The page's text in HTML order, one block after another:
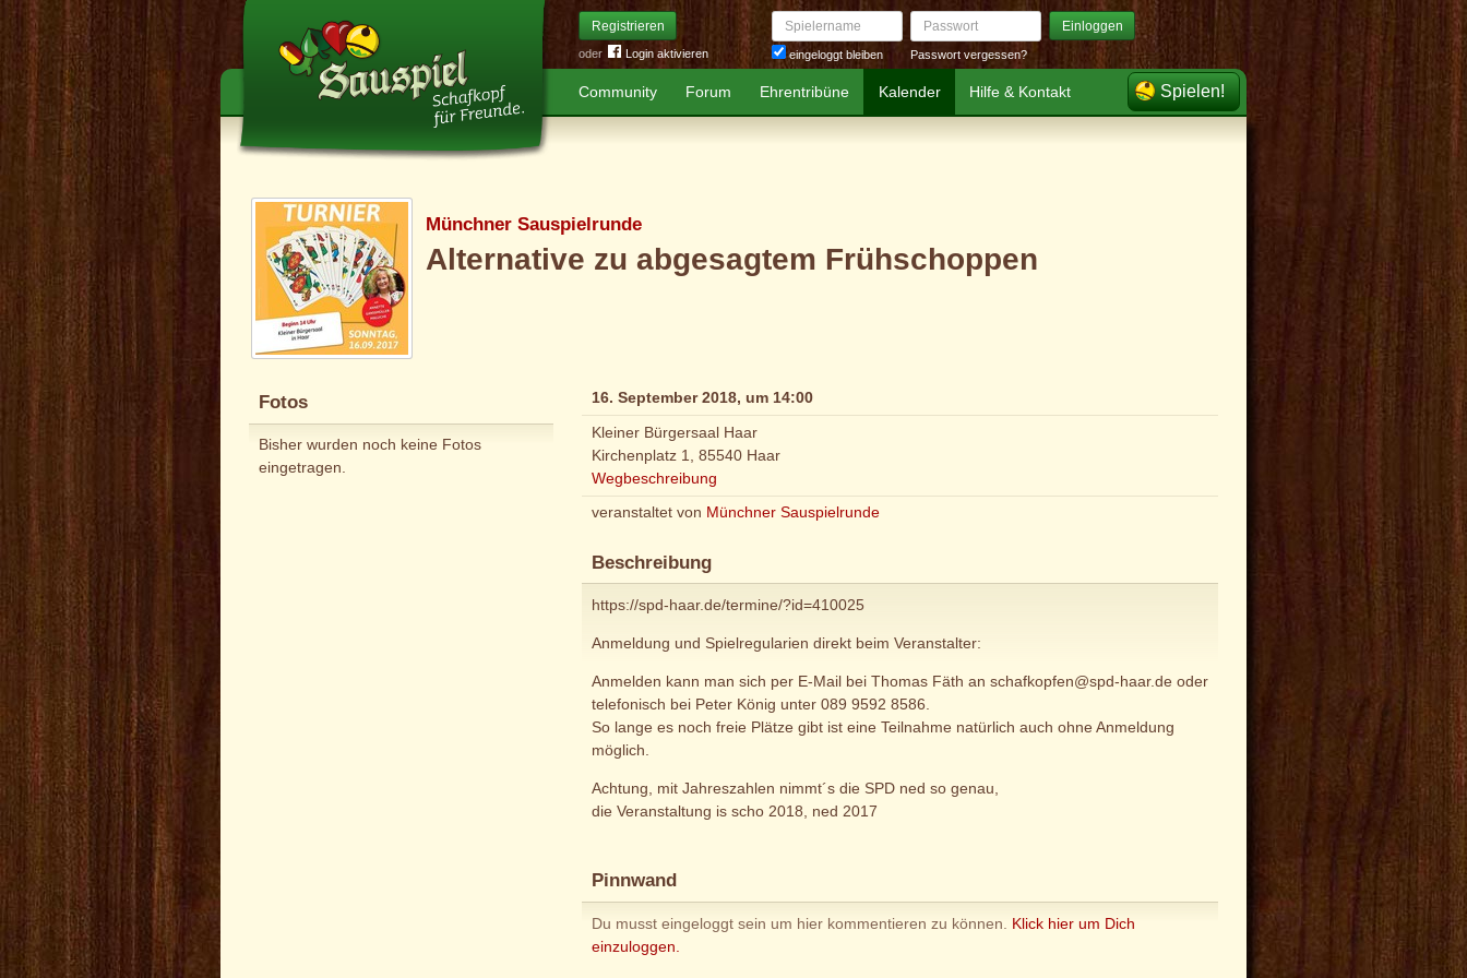
Registrieren
oder Login aktivieren
Spielername
eingeloggt bleiben
Passwort Einloggen
Passwort vergessen?
Community Forum Ehrentribüne Kalender Hilfe & Kontakt Spielen!
Münchner Sauspielrunde
Alternative zu abgesagtem Frühschoppen
Fotos
Bisher wurden noch keine Fotos
eingetragen.
16. September 2018, um 14:00
Kleiner Bürgersaal Haar
Kirchenplatz 1, 85540 Haar
Wegbeschreibung
veranstaltet von Münchner Sauspielrunde
Beschreibung
https://spd-haar.de/termine/?id=410025
Anmeldung und Spielregularien direkt beim Veranstalter:
Anmelden kann man sich per E-Mail bei Thomas Fäth an schafkopfen@spd-haar.de oder
telefonisch bei Peter König unter 089 9592 8586.
So lange es noch freie Plätze gibt ist eine Teilnahme natürlich auch ohne Anmeldung
möglich.
Achtung, mit Jahreszahlen nimmt´s die SPD ned so genau,
die Veranstaltung is scho 2018, ned 2017
Pinnwand
Du musst eingeloggt sein um hier kommentieren zu können. Klick hier um Dich
einzuloggen.